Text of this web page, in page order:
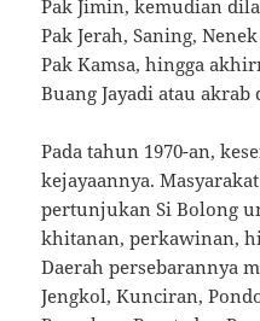
Pak Jimin, kemudian
Pak Jerah, Saning,
Pak Kamsa, hingga
Buang Jayadi atau akrab
Pada tahun 1970-an,
kejayaannya.
pertunjukan Si Bolong
khitanan, perkawinan,
Daerah persebarannya
Jengkol, Kunciran,